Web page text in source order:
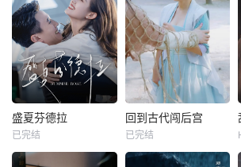
盛夏芬德拉
已完结
回到古代闯后宫
已完结